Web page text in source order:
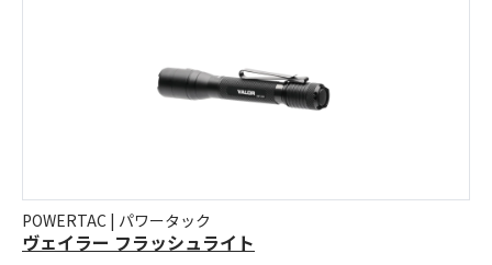
POWERTAC | パワータック
ヴェイラー フラッシュライト